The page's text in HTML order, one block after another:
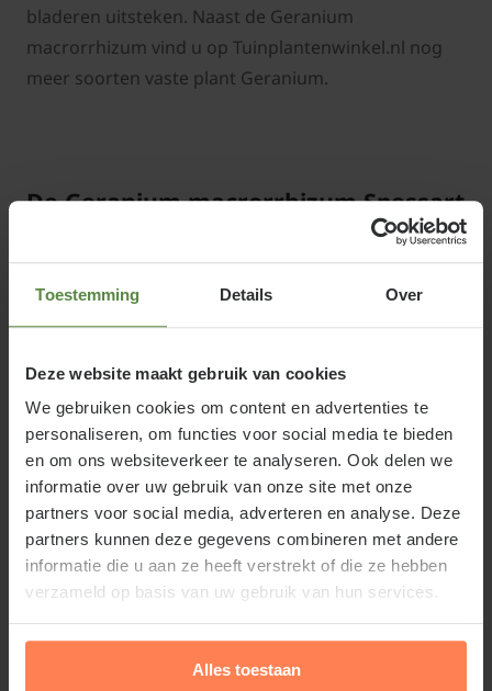
Toestemming Details Over
Deze website maakt gebruik van cookies
We gebruiken cookies om content en advertenties te
personaliseren, om functies voor social media te bieden
en om ons websiteverkeer te analyseren. Ook delen we
informatie over uw gebruik van onze site met onze
partners voor social media, adverteren en analyse. Deze
partners kunnen deze gegevens combineren met andere
informatie die u aan ze heeft verstrekt of die ze hebben
verzameld op basis van uw gebruik van hun services.
Alles toestaan
bladeren uitsteken. Naast de Geranium
macrorrhizum vind u op Tuinplantenwinkel.nl nog
meer soorten vaste plant Geranium.
De Geranium macrorrhizum Spessart
DeGeranium macrorrhizum Spessart, vaak ook de
Geranium macrorrhizum Spessart ooievaarsbek
zich door zijn aromatische geur die vrijkomt
wanneer het blad bij aanraking komt. De diep
ingesneden bladeren en veranderende bladkleur
zijn de belangrijkste kenmerken van deze
Geraniumsoort.
De plant heeft een voorkeur voor een zonnige plek,
maar kan ook op een droge standplaats groeien,